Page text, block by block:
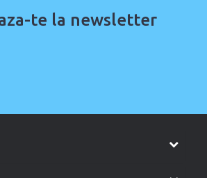
te la newsletter